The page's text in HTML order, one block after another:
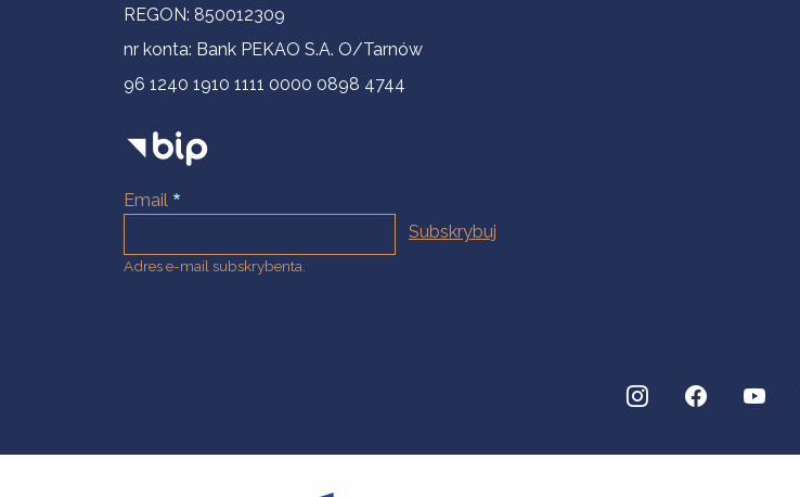
REGON: 850012309
nr konta: Bank PEKAO S.A. O/Tarnów
96 1240 1910 1111 0000 0898 4744
Email
Adres e-mail subskrybenta.